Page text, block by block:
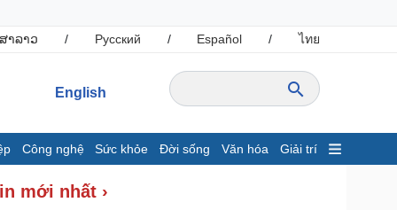
າລາວ / Русский / Español / ไทย
English
Công nghệ Sức khỏe Đời sống Văn hóa Giải trí
tế
mới nhất ›